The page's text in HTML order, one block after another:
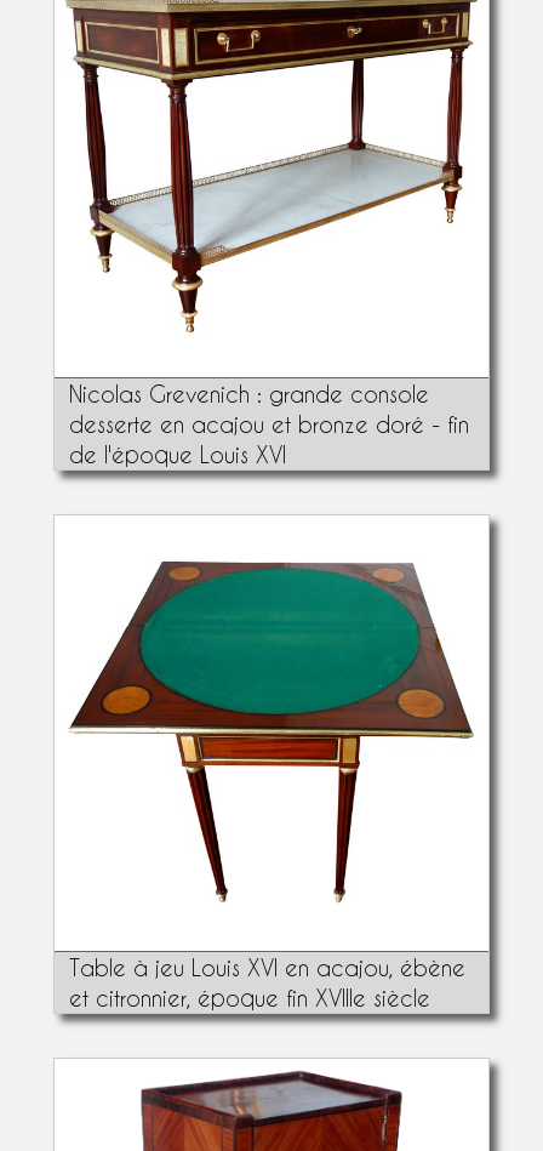
Nicolas Grevenich : grande console
desserte en acajou et bronze doré - fin
de l'époque Louis XVI
Table à jeu Louis XVI en acajou, ébène
et citronnier, époque fin XVIIIe siècle